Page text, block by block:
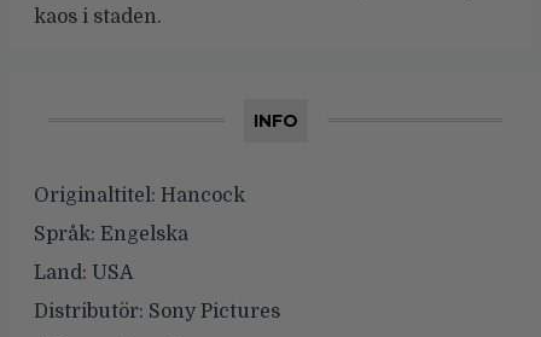
kaos i staden.
INFO
Originaltitel: Hancock
Språk: Engelska
Land: USA
Distributör: Sony Pictures